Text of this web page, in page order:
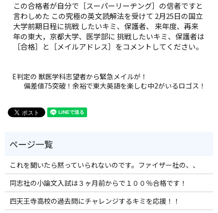
この合格者が自分で［スーパーリーヂング］の信者ですと
言わしめた この究極の英文読解法を受けて 2月25日の国立
大学前期日程に挑戦 したいキミ、保護者、 来年度、再来
年の東大，京都大学、医学部に 挑戦したいキミ、保護者は
［合格］と［メイルアドレス］をコメントしてください。
E判定の 獣医学科志望者から緊急メイルが！
偏差値75突破！余裕で東大英語を楽しむ中2がいるロゴス！
これを聞いたら黙っていられないのです。ファイザー社の、、
同志社の小論文入試は３ヶ月前からで１００％合格です！
四天王寺高校の過去問にチャレンジするキミを応援！！